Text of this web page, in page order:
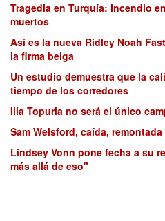
Tragedia en Turquía: Incendio
muertos
Así es la nueva Ridley Noah
la firma belga
Un estudio demuestra que la
tiempo de los corredores
Ilia Topuria no será el único
Sam Welsford, caída,
Lindsey Vonn pone fecha a su
más allá de eso"